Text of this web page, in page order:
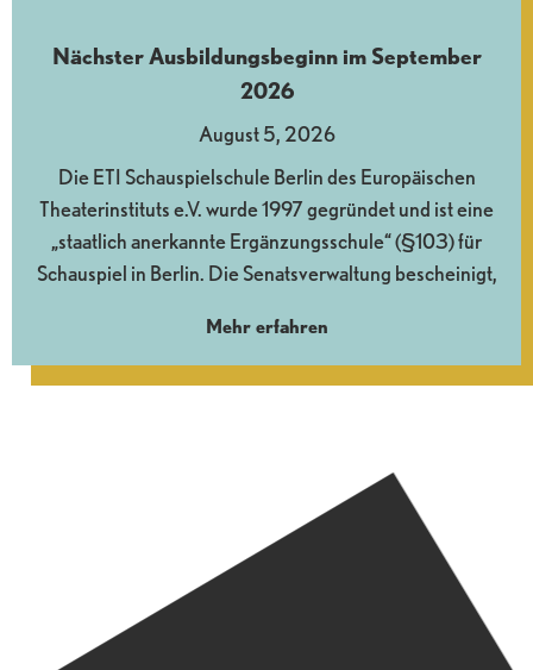
Nächster Ausbildungsbeginn im September
2026
August 5, 2026
Die ETI Schauspielschule Berlin des Europäischen
Theaterinstituts e.V. wurde 1997 gegründet und ist eine
„staatlich anerkannte Ergänzungsschule“ (§103) für
Schauspiel in Berlin. Die Senatsverwaltung bescheinigt,
Mehr erfahren